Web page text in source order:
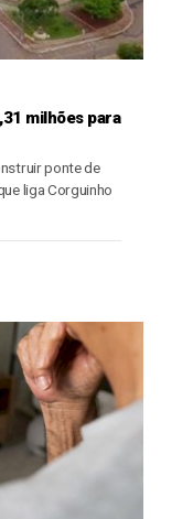
milhões para
ponte de
liga Corguinho